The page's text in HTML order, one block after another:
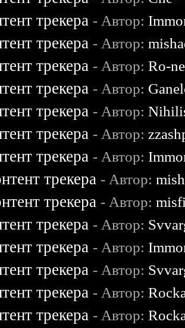
трекера - Автор:
трекера - Автор:
трекера - Автор:Ro-
трекера - Автор:
трекера - Автор:
трекера - Автор:
трекера - Автор:
трекера - Автор:
трекера - Автор:
трекера - Автор:
трекера - Автор:
трекера - Автор:
трекера - Автор:
трекера - Автор: